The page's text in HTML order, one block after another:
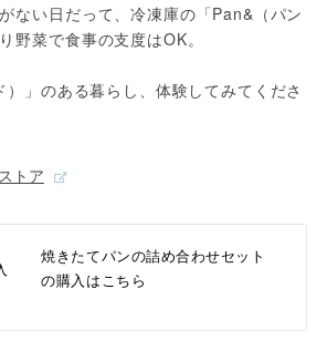
ない日だって、冷凍庫の「Pan&（パン
野菜で食事の支度はOK。
」のある暮らし、体験してみてくださ
トア
焼きたてパンの詰め合わせセット
の購入はこちら